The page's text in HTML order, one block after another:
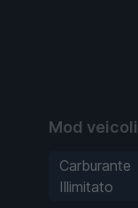
Mod veicoli
Carburante
Illimitato